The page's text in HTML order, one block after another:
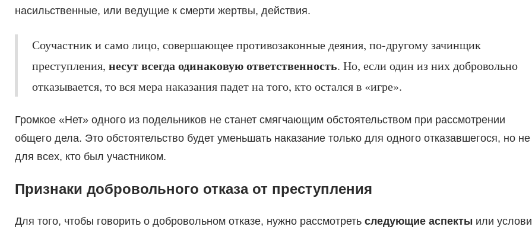
насильственные, или ведущие к смерти жертвы, действия.
Соучастник и само лицо, совершающее противозаконные деяния, по-другому зачинщик
преступления, несут всегда одинаковую ответственность. Но, если один из них добровольно
отказывается, то вся мера наказания падет на того, кто остался в «игре».
Громкое «Нет» одного из подельников не станет смягчающим обстоятельством при рассмотрении
общего дела. Это обстоятельство будет уменьшать наказание только для одного отказавшегося, но не
для всех, кто был участником.
Признаки добровольного отказа от преступления
Для того, чтобы говорить о добровольном отказе, нужно рассмотреть следующие аспектыили